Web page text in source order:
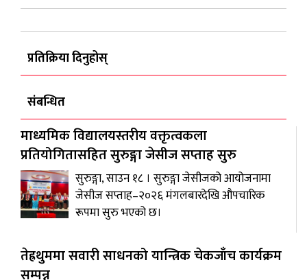
प्रतिक्रिया दिनुहोस्
संबन्धित
माध्यमिक विद्यालयस्तरीय वक्तृत्वकला
प्रतियोगितासहित सुरुङ्गा जेसीज सप्ताह सुरु
सुरुङ्गा, साउन १८ । सुरुङ्गा जेसीजको आयोजनामा
जेसीज सप्ताह–२०२६ मंगलबारदेखि औपचारिक
रूपमा सुरु भएको छ।
तेह्रथुममा सवारी साधनको यान्त्रिक चेकजाँच कार्यक्रम